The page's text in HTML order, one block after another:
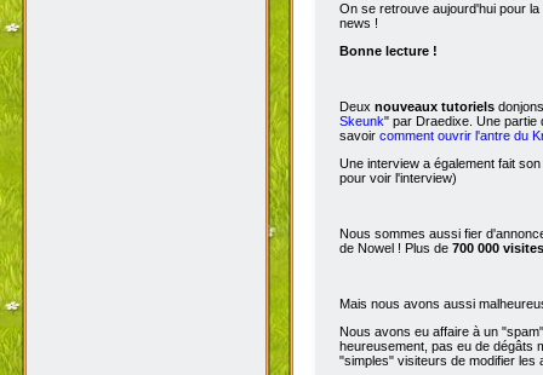
On se retrouve aujourd'hui pour
news !
Bonne lecture !
Deux nouveaux tutoriels
Skeunk" par Draedixe. Une partie
savoir comment ouvrir l'antre du
Une interview a également fait
pour voir l'interview)
Nous sommes aussi fier
de Nowel ! Plus de 700 000 visites
Mais nous avons aussi
Nous avons eu affaire à un
heureusement, pas eu de dégâts
"simples" visiteurs de modifier